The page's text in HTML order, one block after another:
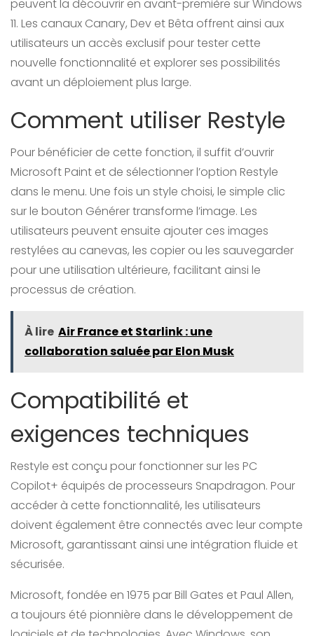
peuvent la découvrir en avant-première sur Windows
11. Les canaux Canary, Dev et Bêta offrent ainsi aux
utilisateurs un accès exclusif pour tester cette
nouvelle fonctionnalité et explorer ses possibilités
avant un déploiement plus large.
Comment utiliser Restyle
Pour bénéficier de cette fonction, il suffit d’ouvrir
Microsoft Paint et de sélectionner l’option Restyle
dans le menu. Une fois un style choisi, le simple clic
sur le bouton Générer transforme l’image. Les
utilisateurs peuvent ensuite ajouter ces images
restylées au canevas, les copier ou les sauvegarder
pour une utilisation ultérieure, facilitant ainsi le
processus de création.
À lire Air France et Starlink : une
collaboration saluée par Elon Musk
Compatibilité et
exigences techniques
Restyle est conçu pour fonctionner sur les PC
Copilot+ équipés de processeurs Snapdragon. Pour
accéder à cette fonctionnalité, les utilisateurs
doivent également être connectés avec leur compte
Microsoft, garantissant ainsi une intégration fluide et
sécurisée.
Microsoft, fondée en 1975 par Bill Gates et Paul Allen,
a toujours été pionnière dans le développement de